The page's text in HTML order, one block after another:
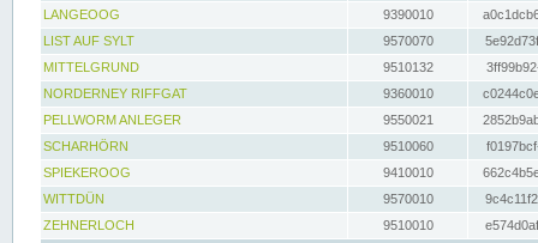
LANGEOOG
9390010
LIST AUF SYLT
9570070
MITTELGRUND
9510132
NORDERNEY RIFFGAT
9360010
PELLWORM ANLEGER
9550021
SCHARHÖRN
9510060
SPIEKEROOG
9410010
WITTDÜN
9570010
ZEHNERLOCH
9510010